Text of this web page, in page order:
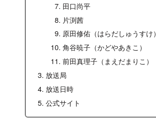
田口尚平
片渕茜
原田修佑（はらだしゅうすけ）
角谷暁子（かどやあきこ）
前田真理子（まえだまりこ）
放送局
放送日時
公式サイト